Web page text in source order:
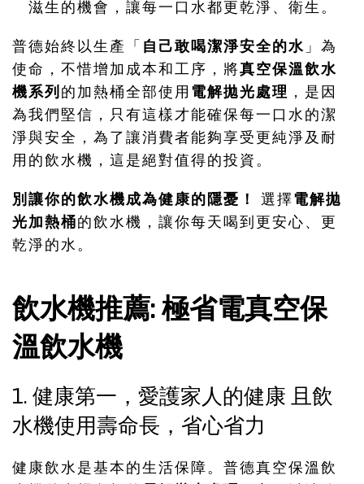
滋生的機會，讓每一口水都更乾淨、衛生。
普德始終以生產「 自己敢喝潔淨安全的水 」為
使命，不惜增加成本和工序，將真空保溫飲水
機系列 的加熱桶全部使用 電解拋光處理 ，是因
為我們堅信，只有這樣才能確保每一口水的潔
淨與安全，為了讓消費者能夠享受更純淨及耐
用的飲水機，這是絕對值得的投資。
別讓你的飲水機成為健康的隱憂！ 選擇電解拋
光加熱桶的飲水機，讓你每天喝到更安心、更
乾淨的水。
飲水機推薦: 極省電真空保
溫飲水機
1. 健康第一，愛護家人的健康 且飲
水機使用壽命長，省心省力
健康飲水是基本的生活保障。普德真空保溫飲